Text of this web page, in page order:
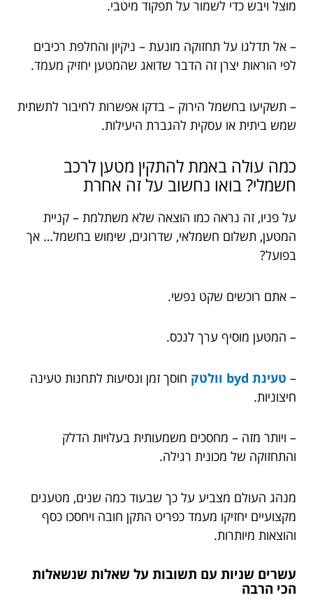
מוצל ויבש כדי לשמור על תפקוד מיטבי.
– אל תדלגו על תחזוקה מונעת – ניקיון והחלפת רכיבים
לפי הוראות יצרן זה הדבר שדואג שהמטען יחזיק מעמד.
– תשקיעו בחשמל הירוק – בדקו אפשרות לחיבור לתשתית
שמש ביתית או עסקית להגברת היעילות.
כמה עולה באמת להתקין מטען לרכב
חשמלי? בואו נחשוב על זה אחרת
על פניו, זה נראה כמו הוצאה שלא משתלמת – קניית
המטען, תשלום חשמלאי, שדרוגים, שימוש בחשמל… אך
בפועל?
– אתם רוכשים שקט נפשי.
– המטען מוסיף ערך לנכס.
– טעינת byd וולטק
חוסך זמן ונסיעות לתחנות טעינה
חיצוניות.
– ויותר מזה – מחסכים משמעותית בעלויות הדלק
והתחזוקה של מכונית רגילה.
מנהג העולם מצביע על כך שבעוד כמה שנים, מטענים
מקצועיים יחזיקו מעמד כפריט התקן חובה ויחסכו כסף
והוצאות מיותרות.
עשרים שניות עם תשובות על שאלות שנשאלות
הכי הרבה